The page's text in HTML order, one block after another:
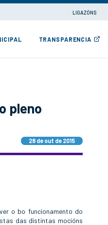
LIGAZÓNS
TRANSPARENCIA
pleno
28 de out de 2015
o bo funcionamento do
das distintas mocións